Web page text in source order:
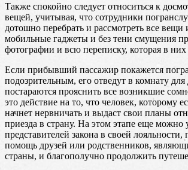
Также спокойно следует относиться к
вещей, учитывая, что сотрудники
дотошно перебрать и рассмотреть все вещи
мобильные гаджеты и без тени смущения
фотографии и всю переписку, которая в них
Если прибывший пассажир покажется
подозрительным, его отведут в комнату для
постараются прояснить все возникшие
это действие на то, что человек, которому
начнет нервничать и выдаст свои планы
приезда в страну. На этом этапе еще можно
представителей закона в своей лояльности,
помощь друзей или родственников,
страны, и благополучно продолжить